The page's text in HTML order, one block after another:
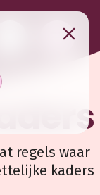
regels waar
kaders